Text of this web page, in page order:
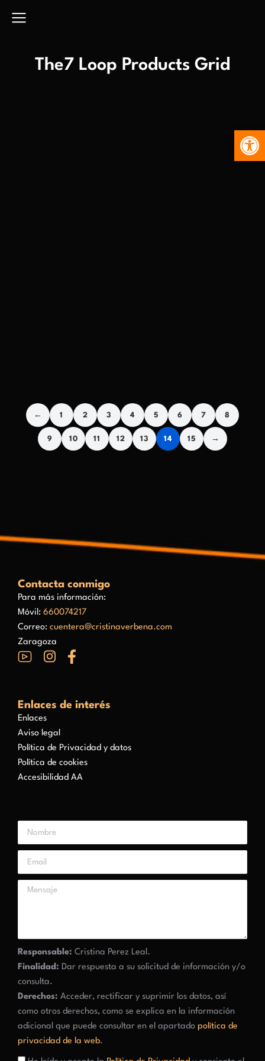
The7 Loop Products Grid
← 1 2 3 4 5 6 7 8
9 10 11 12 13 14 15 →
Contacta conmigo
Para más información:
Móvil: 660074217
Correo: cuentera@cristinaverbena.com
Zaragoza
Enlaces de interés
Enlaces
Aviso legal
Política de Privacidad y datos
Política de cookies
Accesibilidad AA
Responsable: Cristina Perez Leal.
Finalidad: Dar respuesta a su solicitud de información y/o
consulta.
Derechos: Acceder, rectificar y suprimir los datos, así
como otros derechos, como se explica en la información
adicional que puede consultar en el apartado política de
privacidad de la web.